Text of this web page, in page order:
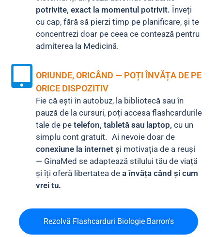
potrivite, exact la momentul potrivit. Înveți
cu cap, fără să pierzi timp pe planificare, și te
concentrezi doar pe ceea ce contează pentru
admiterea la Medicină.
ORIUNDE, ORICÂND — POȚI ÎNVĂȚA DE PE
ORICE DISPOZITIV
Fie că ești în autobuz, la bibliotecă sau în
pauză de la cursuri, poți accesa flashcardurile
tale de petelefon, tabletă sau laptop, cu un
simplu cont gratuit. Ai nevoie doar de
conexiune la internet și motivația de a reuși
— GinaMed se adaptează stilului tău de viață
și îți oferă libertatea dea învăța când și cum
vrei tu.
Rezolvă Flashcarduri Biologie Barron's